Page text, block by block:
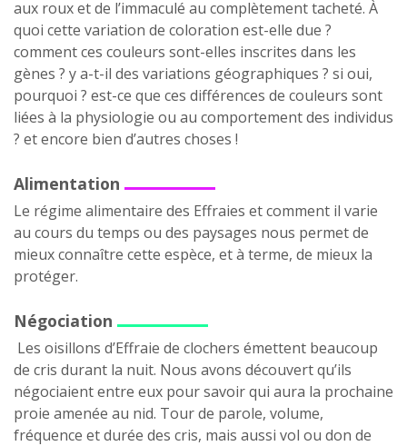
aux roux et de l’immaculé au complètement tacheté. À
quoi cette variation de coloration est-elle due ?
comment ces couleurs sont-elles inscrites dans les
gènes ? y a-t-il des variations géographiques ? si oui,
pourquoi ? est-ce que ces différences de couleurs sont
liées à la physiologie ou au comportement des individus
? et encore bien d’autres choses !
Alimentation
Le régime alimentaire des Effraies et comment il varie
au cours du temps ou des paysages nous permet de
mieux connaître cette espèce, et à terme, de mieux la
protéger.
Négociation
Les oisillons d’Effraie de clochers émettent beaucoup
de cris durant la nuit. Nous avons découvert qu’ils
négociaient entre eux pour savoir qui aura la prochaine
proie amenée au nid. Tour de parole, volume,
fréquence et durée des cris, mais aussi vol ou don de